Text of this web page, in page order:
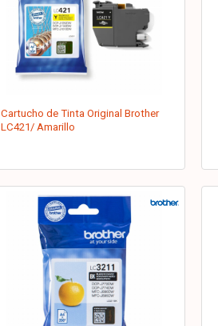
Cartucho de Tinta Original Brother
LC421/ Amarillo